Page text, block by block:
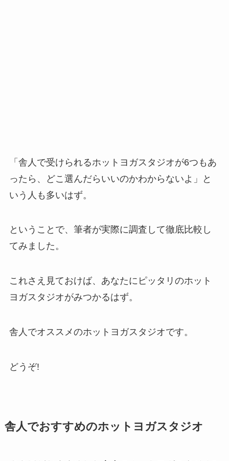
「舎人で受けられるホットヨガスタジオが6つもあ
ったら、どこ選んだらいいのかわからないよ」と
いう人も多いはず。
ということで、筆者が実際に調査して徹底比較し
てみました。
これさえ見ておけば、あなたにピッタリのホット
ヨガスタジオがみつかるはず。
舎人でオススメのホットヨガスタジオです。
どうぞ!
舎人でおすすめのホットヨガスタジオ